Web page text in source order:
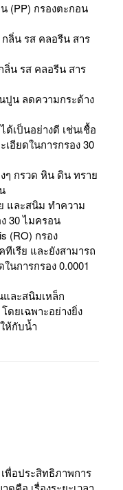
(PP) กรองตะกอน
ลิ่น รส คลอรีน สาร
น รส คลอรีน สาร
ปูน ลดความกระด้าง
ด้เป็นอย่างดี เช่นเชื้อ
อียดในการกรอง 30
ๆ กรวด หิน ดิน ทราย
และสนิม ทำความ
30 ไมครอน
(RO) กรอง
เรีย และยังสามารถ
นการกรอง 0.0001
ละสนิมเหล็ก
ดยเฉพาะอย่างยิ่ง
ห้กับน้ำ
พื่อประสิทธิภาพการ